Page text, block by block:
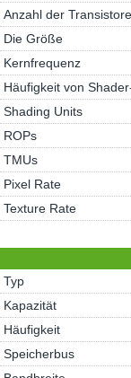
Anzahl der
Die Größe
Kernfrequenz
Häufigkeit von
Shading Units
ROPs
TMUs
Pixel Rate
Texture Rate
Typ
Kapazität
Häufigkeit
Speicherbus